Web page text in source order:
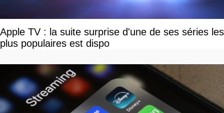
Apple TV : la suite surprise d'une de ses séries les
plus populaires est dispo